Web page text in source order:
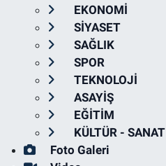
EKONOMİ
SİYASET
SAĞLIK
SPOR
TEKNOLOJİ
ASAYİŞ
EĞİTİM
KÜLTÜR - SANAT
Foto Galeri